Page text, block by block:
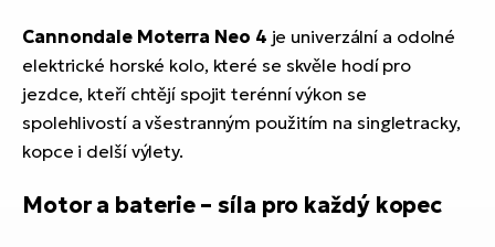
Cannondale Moterra Neo 4 je univerzální a odolné
elektrické horské kolo, které se skvěle hodí pro
jezdce, kteří chtějí spojit terénní výkon se
spolehlivostí a všestranným použitím na singletracky,
kopce i delší výlety.
Motor a baterie – síla pro každý kopec